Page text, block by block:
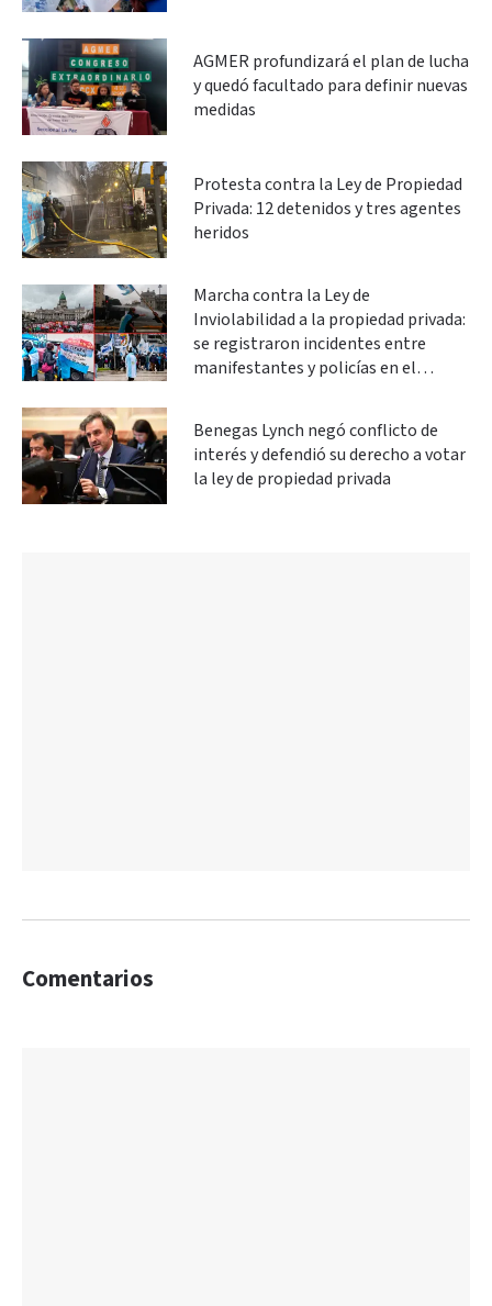
AGMER profundizará el plan de lucha
y quedó facultado para definir nuevas
medidas
Protesta contra la Ley de Propiedad
Privada: 12 detenidos y tres agentes
heridos
Marcha contra la Ley de
Inviolabilidad a la propiedad privada:
se registraron incidentes entre
manifestantes y policías en el
Benegas Lynch negó conflicto de
interés y defendió su derecho a votar
la ley de propiedad privada
Comentarios